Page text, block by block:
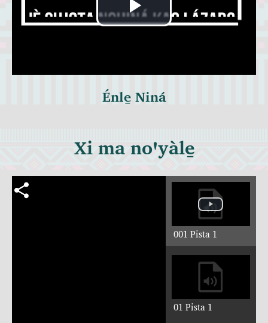
Reproducir
Énle̱ Niná
Xi ma noꞌyàle̱
001 Pista 1
01 Pista 1